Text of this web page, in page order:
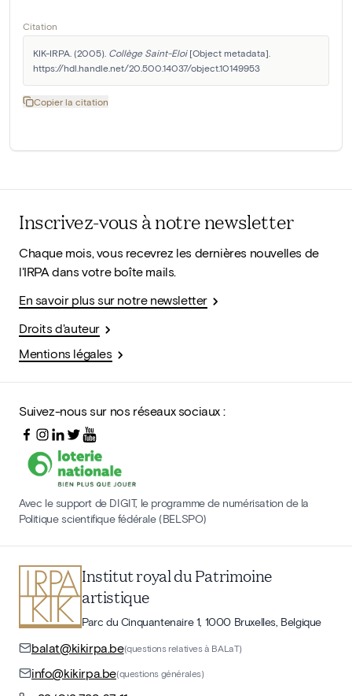
Citation
KIK-IRPA. (2005). Collège Saint-Eloi [Object metadata].
https://hdl.handle.net/20.500.14037/object.10149953
Copier la citation
Inscrivez-vous à notre newsletter
Chaque mois, vous recevrez les dernières nouvelles de
l'IRPA dans votre boîte mails.
En savoir plus sur notre newsletter
Droits d'auteur
Mentions légales
Suivez-nous sur nos réseaux sociaux :
Avec le support de DIGIT, le programme de numérisation de la
Politique scientifique fédérale (BELSPO)
Institut royal du Patrimoine
artistique
Parc du Cinquantenaire 1, 1000 Bruxelles, Belgique
balat@kikirpa.be(questions relatives à BALaT)
info@kikirpa.be(questions générales)